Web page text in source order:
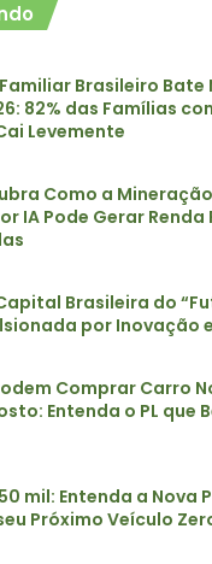
Brasileiro Bate
82% das Famílias
Levemente
Como a
IA Pode Gerar Renda
Brasileira do
por Inovação
Comprar Carro
Entenda o PL que
mil: Entenda a Nova
Próximo Veículo